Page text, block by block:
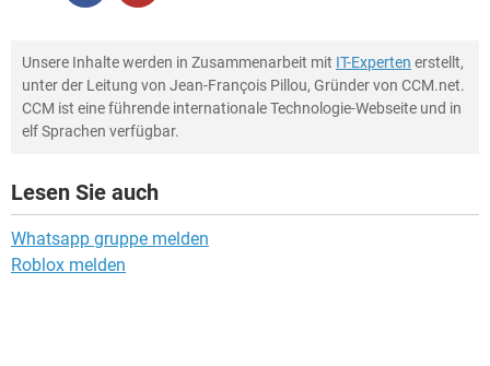
Unsere Inhalte werden in Zusammenarbeit mit IT-Experten erstellt,
unter der Leitung von Jean-François Pillou, Gründer von CCM.net.
CCM ist eine führende internationale Technologie-Webseite und in
elf Sprachen verfügbar.
Lesen Sie auch
Whatsapp gruppe melden
Roblox melden